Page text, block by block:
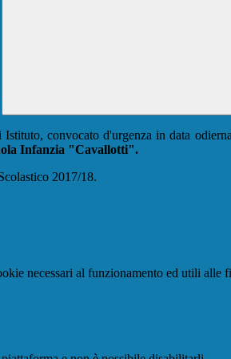
convocato d'urgenza in data
Infanzia "Cavallotti".
2017/18.
necessari al funzionamento ed utili alle